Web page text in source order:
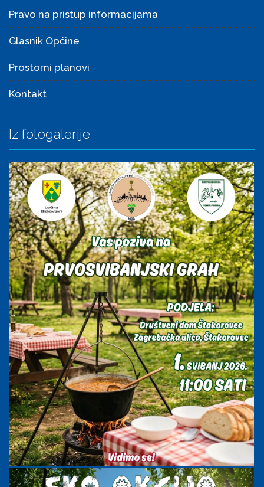
Pravo na pristup informacijama
Glasnik Općine
Prostorni planovi
Kontakt
Iz fotogalerije